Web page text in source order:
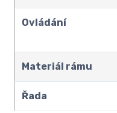
Ovládání
Materiál rámu
Řada